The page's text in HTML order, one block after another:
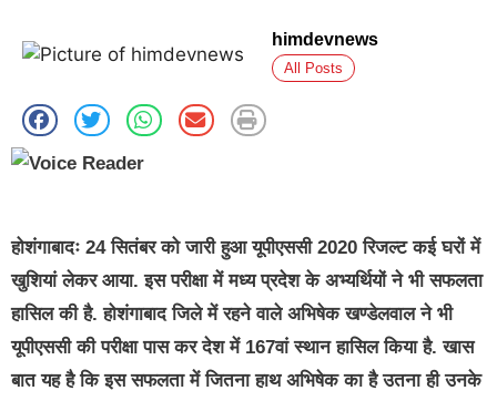
himdevnews
All Posts
होशंगाबादः 24 सितंबर को जारी हुआ यूपीएससी 2020 रिजल्ट कई घरों में
खुशियां लेकर आया. इस परीक्षा में मध्य प्रदेश के अभ्यर्थियों ने भी सफलता
हासिल की है. होशंगाबाद जिले में रहने वाले अभिषेक खण्डेलवाल ने भी
यूपीएससी की परीक्षा पास कर देश में 167वां स्थान हासिल किया है. खास
बात यह है कि इस सफलता में जितना हाथ अभिषेक का है उतना ही उनके